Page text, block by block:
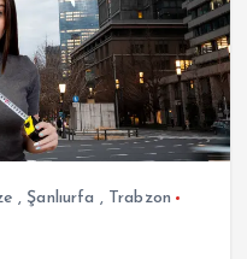
, Şanlıurfa , Trabzon